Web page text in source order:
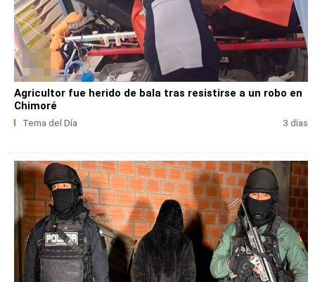
Agricultor fue herido de bala tras resistirse a un robo en
Chimoré
Tema del Día 3 días